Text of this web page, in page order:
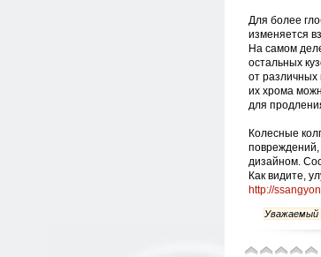
Для более
изменяется
На самом
остальных
от различных
их хрома
для
Колесные
дизайном.
Как видите,
http://
Уважаемый